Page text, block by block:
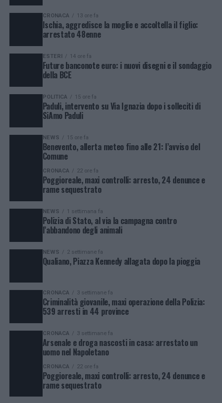
CRONACA 13 ore fa
Ischia, aggredisce la moglie e accoltella il figlio:
arrestato 48enne
ESTERI 14 ore fa
Future banconote euro: i nuovi disegni e il sondaggio
della BCE
POLITICA 15 ore fa
Paduli, intervento su Via Ignazia dopo i solleciti di
SiAmo Paduli
NEWS 15 ore fa
Benevento, allerta meteo fino alle 21: l’avviso del
Comune
CRONACA 22 ore fa
Poggioreale, maxi controlli: arresto, 24 denunce e
rame sequestrato
NEWS 1 settimana fa
Polizia di Stato, al via la campagna contro
l’abbandono degli animali
NEWS 2 settimane fa
Qualiano, Piazza Kennedy allagata dopo la pioggia
CRONACA 3 settimane fa
Criminalità giovanile, maxi operazione della Polizia:
539 arresti in 44 province
CRONACA 3 settimane fa
Arsenale e droga nascosti in casa: arrestato un
uomo nel Napoletano
CRONACA 22 ore fa
Poggioreale, maxi controlli: arresto, 24 denunce e
rame sequestrato